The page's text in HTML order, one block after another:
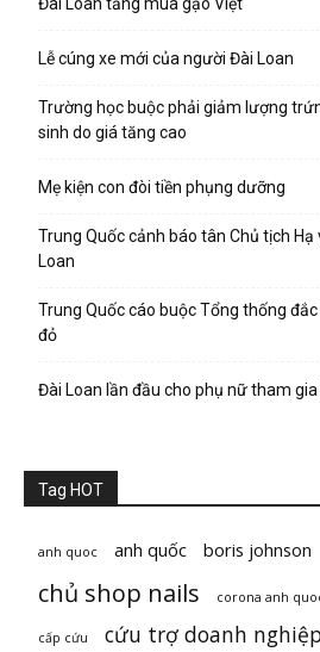
Lễ cúng xe mới của người Đài Loan
Trường học buộc phải giảm lượng
sinh do giá tăng cao
Mẹ kiện con đòi tiền phụng dưỡng
Trung Quốc cảnh báo tân Chủ tịch
Loan
Trung Quốc cáo buộc Tổng thống
đỏ
Đài Loan lần đầu cho phụ nữ tham
Tag HOT
anh quoc anh quốc boris johnson
chủ shop nails corona anh
cấp cứu cứu trợ doanh